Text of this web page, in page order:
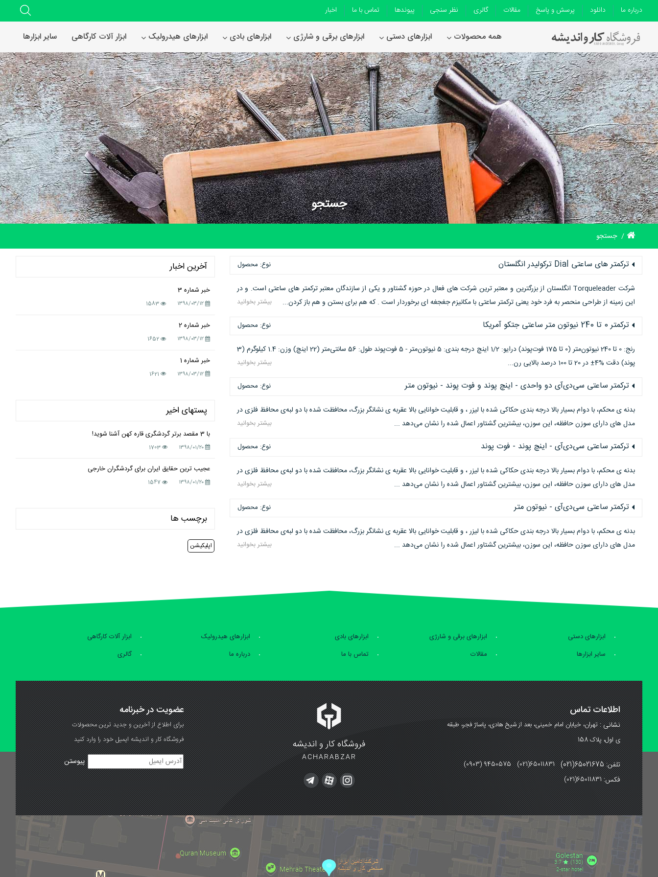
همه محصولات ابزارهای دستی ابزارهای برقی و شارژی ابزارهای بادی ابزارهای هیدرولیک ابزار آلات کارگاهی سایر ابزارها
درباره ما دانلود پرسش و پاسخ مقالات گالری نظر سنجی پیوندها تماس با ما اخبار
جستجو
جستجو
ترکمتر های ساعتی Dial ترکولیدر انگلستان نوع: محصول
شرکت Torqueleader انگلستان از بزرگترین و معتبر ترین شرکت های فعال در حوزه گشتاور و یکی از سازندگان معتبر ترکمتر های ساعتی است. و در
این زمینه از طراحی منحصر به فرد خود یعنی ترکمتر ساعتی با مکانیزم جغجغه ای برخوردار است . که هم برای بستن و هم باز کردن...
بیشتر بخوانید
ترکمتر 0 تا 240 نیوتون متر ساعتی جتکو آمریکا نوع: محصول
رنج: 0 تا 240 نیوتون‌متر (0 تا 175 فوت‌پوند) درایو: 1/2 اینچ درجه بندی: 5 نیوتون‌متر - 5 فوت‌پوند طول: 56 سانتی‌متر (22 اینچ) وزن: 1.4 کیلوگرم (3
پوند) دقت %4± در 20 تا 100 درصد بالایی رن...
بیشتر بخوانید
ترکمتر ساعتی سی‌دی‌آی دو واحدی - اینچ پوند و فوت پوند - نیوتون متر نوع: محصول
بدنه ی محکم، با دوام بسیار بالا درجه بندی حکاکی شده با لیزر ، و قابلیت خوانایی بالا عقربه ی نشانگر بزرگ، محافظت شده با دو لبه‌ی محافظ فلزی در
مدل های دارای سوزن حافظه، این سوزن، بیشترین گشتاور اعمال شده را نشان می‌دهد ...
بیشتر بخوانید
ترکمتر ساعتی سی‌دی‌آی - اینچ پوند - فوت پوند نوع: محصول
بدنه ی محکم، با دوام بسیار بالا درجه بندی حکاکی شده با لیزر ، و قابلیت خوانایی بالا عقربه ی نشانگر بزرگ، محافظت شده با دو لبه‌ی محافظ فلزی در
مدل های دارای سوزن حافظه، این سوزن، بیشترین گشتاور اعمال شده را نشان می‌دهد ...
بیشتر بخوانید
ترکمتر ساعتی سی‌دی‌آی - نیوتون متر نوع: محصول
بدنه ی محکم، با دوام بسیار بالا درجه بندی حکاکی شده با لیزر ، و قابلیت خوانایی بالا عقربه ی نشانگر بزرگ، محافظت شده با دو لبه‌ی محافظ فلزی در
مدل های دارای سوزن حافظه، این سوزن، بیشترین گشتاور اعمال شده را نشان می‌دهد ...
بیشتر بخوانید
آخرین اخبار
خبر شماره 3
۱۳۹۸/۰۳/۱۲ 1583
خبر شماره 2
۱۳۹۸/۰۳/۱۲ 1652
خبر شماره 1
۱۳۹۸/۰۳/۱۲ 1621
پستهای اخیر
با 3 مقصد برتر گردشگری قاره کهن آشنا شوید!
۱۳۹۸/۰۱/۲۰ 1703
عجیب ترین حقایق ایران برای گردشگران خارجی
۱۳۹۸/۰۱/۲۰ 1547
برچسب ها
اپلیکیشن
ابزارهای دستی ابزارهای برقی و شارژی ابزارهای بادی ابزارهای هیدرولیک
ابزار آلات کارگاهی
سایر ابزارها
مقالات تماس با ما درباره ما گالری
فروشگاه کار و اندیشه
ACHARABZAR
اطلاعات تماس
نشانی :تهران، خیابان امام خمینی، بعد از شیخ هادی، پاساژ فجر، طبقه
ی اول، پلاک 158
تلفن: 65021675(021) (0903) 9450575 (021)65011831
فکس:(021)65011831
عضویت در خبرنامه
برای اطلاع از آخرین و جدید ترین محصولات
فروشگاه کار و اندیشه ایمیل خود را وارد کنید